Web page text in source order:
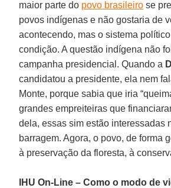
maior parte do povo brasileiro se
povos indígenas e não gostaria de
acontecendo, mas o sistema
condição. A questão indígena não
campanha presidencial. Quando a
candidatou a presidente, ela nem
Monte, porque sabia que iria
grandes empreiteiras que
dela, essas sim estão interessadas
barragem. Agora, o povo, de forma
à preservação da floresta, à
IHU On-Line – Como o modo de